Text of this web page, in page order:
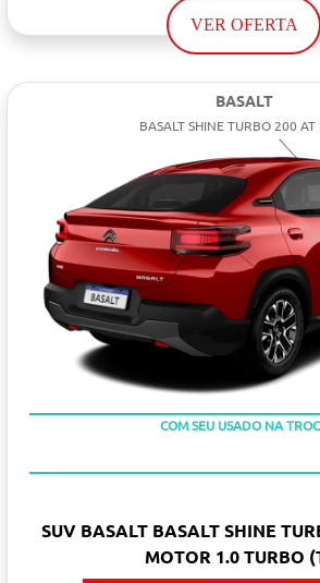
VER OFERTA
BASALT
BASALT SHINE TURBO 200
SUV BASALT BASALT SHINE
MOTOR 1.0 TURBO